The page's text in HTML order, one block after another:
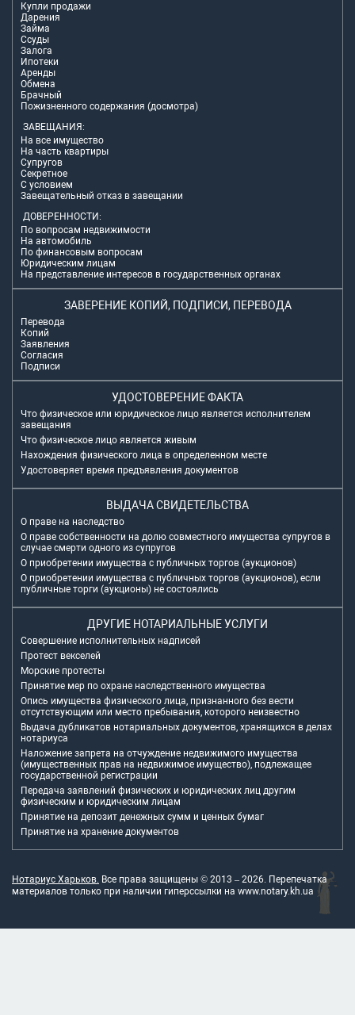
Купли продажи
Дарения
Займа
Ссуды
Залога
Ипотеки
Аренды
Обмена
Брачный
Пожизненного содержания (досмотра)
ЗАВЕЩАНИЯ:
На все имущество
На часть квартиры
Супругов
Секретное
С условием
Завещательный отказ в завещании
ДОВЕРЕННОСТИ:
По вопросам недвижимости
На автомобиль
По финансовым вопросам
Юридическим лицам
На представление интересов в государственных органах
ЗАВЕРЕНИЕ КОПИЙ, ПОДПИСИ, ПЕРЕВОДА
Перевода
Копий
Заявления
Согласия
Подписи
УДОСТОВЕРЕНИЕ ФАКТА
Что физическое или юридическое лицо является исполнителем
завещания
Что физическое лицо является живым
Нахождения физического лица в определенном месте
Удостоверяет время предъявления документов
ВЫДАЧА СВИДЕТЕЛЬСТВА
О праве на наследство
О праве собственности на долю совместного имущества супругов в
случае смерти одного из супругов
О приобретении имущества с публичных торгов (аукционов)
О приобретении имущества с публичных торгов (аукционов), если
публичные торги (аукционы) не состоялись
ДРУГИЕ НОТАРИАЛЬНЫЕ УСЛУГИ
Совершение исполнительных надписей
Протест векселей
Морские протесты
Принятие мер по охране наследственного имущества
Опись имущества физического лица, признанного без вести
отсутствующим или место пребывания, которого неизвестно
Выдача дубликатов нотариальных документов, хранящихся в делах
нотариуса
Наложение запрета на отчуждение недвижимого имущества
(имущественных прав на недвижимое имущество), подлежащее
государственной регистрации
Передача заявлений физических и юридических лиц другим
физическим и юридическим лицам
Принятие на депозит денежных сумм и ценных бумаг
Принятие на хранение документов
Нотариус Харьков. Все права защищены © 2013 – 2026. Перепечатка
материалов только при наличии гиперссылки на www.notary.kh.ua